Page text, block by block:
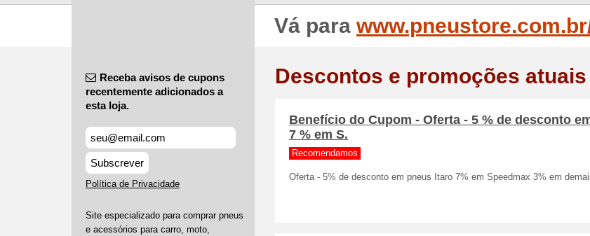
Vá para
Receba avisos de cupons
recentemente adicionados a
esta loja.
Subscrever
Política de Privacidade
Site especializado para comprar pneus
e acessórios para carro, moto,
Descontos e promoções
Benefício do Cupom - Oferta - 5 % de desconto
7 % em S.
Recomendamos
Oferta - 5% de desconto em pneus Itaro 7% em Speedmax 3% em